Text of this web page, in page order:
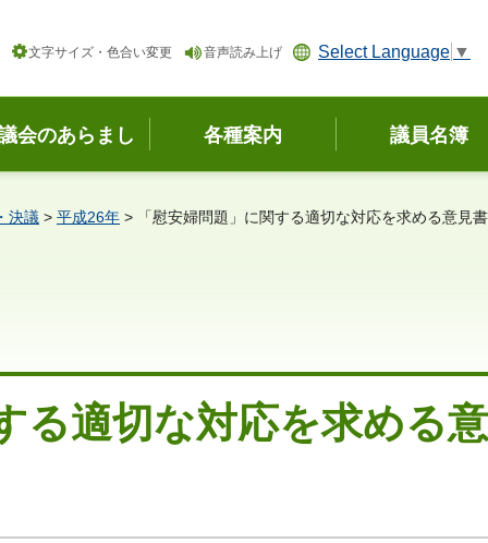
文字サイズ・色合い変更 音声読み上げ Select Language ▼
会のあらまし 各種案内 議員名簿
決議 > 平成26年 > 「慰安婦問題」に関する適切な対応を求める意見書
る適切な対応を求める